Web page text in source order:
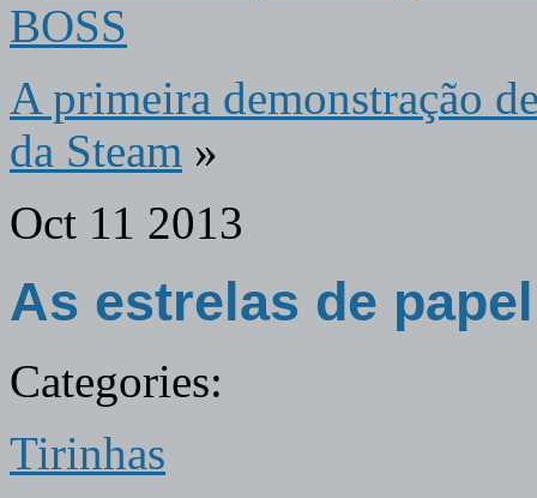
BOSS
A primeira demonstração
da Steam »
Oct 11 2013
As estrelas de papel
Categories:
Tirinhas